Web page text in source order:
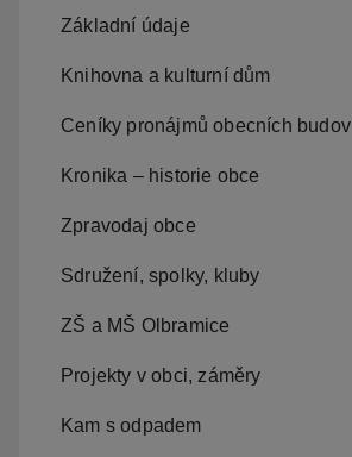
Základní údaje
Knihovna a kulturní dům
Ceníky pronájmů obecních budov
Kronika – historie obce
Zpravodaj obce
Sdružení, spolky, kluby
ZŠ a MŠ Olbramice
Projekty v obci, záměry
Kam s odpadem